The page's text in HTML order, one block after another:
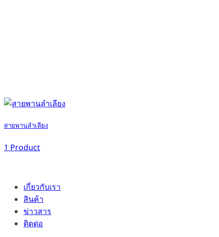
สายพานลำเลียง
1 Product
เกี่ยวกับเรา
สินค้า
ข่าวสาร
ติดต่อ